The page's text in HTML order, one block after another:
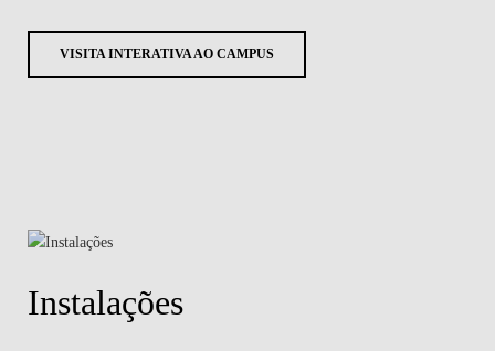
VISITA INTERATIVA AO CAMPUS
Instalações